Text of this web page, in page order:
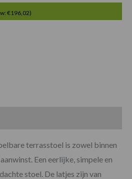
€196,02)
terrasstoel is zowel binnen
Een eerlijke, simpele en
stoel. De latjes zijn van